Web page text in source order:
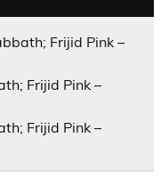
Frijid Pink –
Frijid Pink –
Frijid Pink –